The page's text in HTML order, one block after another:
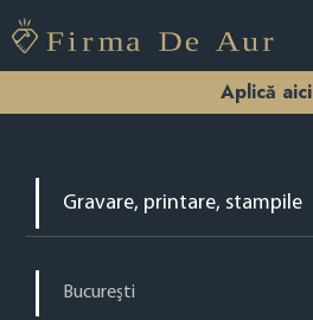
Aplică aici